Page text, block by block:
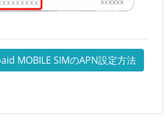
MOBILE SIMのAPN設定方法